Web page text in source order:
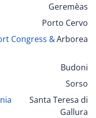
Geremèas
Porto Cervo
Congress &Arborea
Budoni
Sorso
Santa Teresa di
Gallura